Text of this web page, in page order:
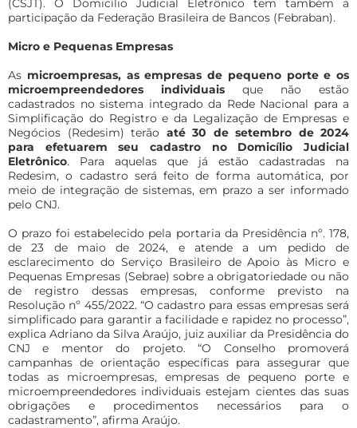
(CSJT). O Domicí lio Judicial Eletrônico tem também a
participação da Federação Brasileira de Bancos (Febraban).
Micro e Pequenas Empresas
As microempresas, as empresas de pequeno porte e os
microempreendedores individuais que não estão
cadastrados no sistema integrado da Rede Nacional para a
Simplificação do Registro e da Legalização de Empresas e
Negócios (Redesim) terão até 30 de setembro de 2024
para efetuarem seu cadastro no Domicílio Judicial
Eletrônico. Para aquelas que já estão cadastradas na
Redesim, o cadastro será feito de forma automática, por
meio de integração de sistemas, em prazo a ser informado
pelo CNJ.
O prazo foi estabelecido pela portaria da Presidência nº. 178,
de 23 de maio de 2024, e atende a um pedido de
esclarecimento do Serviço Brasileiro de Apoio às Micro e
Pequenas Empresas (Sebrae) sobre a obrigatoriedade ou não
de registro dessas empresas, conforme previsto na
Resolução nº 455/2022. “O cadastro para essas empresas será
simplificado para garantir a facilidade e rapidez no processo”,
explica Adriano da Silva Araújo, juiz auxiliar da Presidência do
CNJ e mentor do projeto. “O Conselho promoverá
campanhas de orientação específicas para assegurar que
todas as microempresas, empresas de pequeno porte e
microempreendedores individuais estejam cientes das suas
obrigações e procedimentos necessários para o
cadastramento”, afirma Araújo.